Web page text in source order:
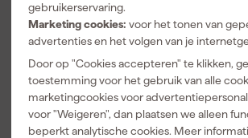
gebruikerservaring.
Marketing cookies: voor het tonen van
advertenties en het volgen van je
Door op "Cookies accepteren" te klikken,
toestemming voor het gebruik van alle
marketingcookies voor
voor "Weigeren", dan plaatsen we alleen
beperkt analytische cookies. Meer
Makita
BL1850B 18V
Li-Ion accu -
5.0Ah
Maandag
bezorgd
121,00